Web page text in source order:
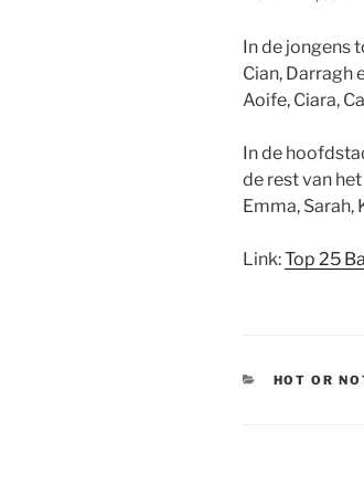
In de jongens
Cian, Darragh
Aoife, Ciara,
In de
de rest van
Emma, Sarah,
Link:Top 25
HOT OR